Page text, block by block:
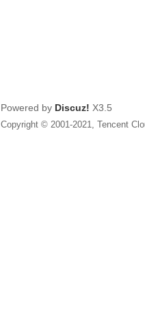
Powered by Discuz! X3.5
Copyright © 2001-2021, Tencent